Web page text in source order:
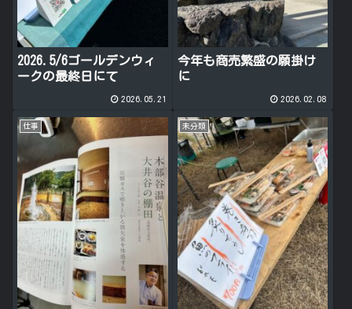
2026.5/6ゴールデンウィ
ークの最終日にて
2026.05.21
今年も商売繁盛の願掛け
に
2026.02.08
仕事 未分類